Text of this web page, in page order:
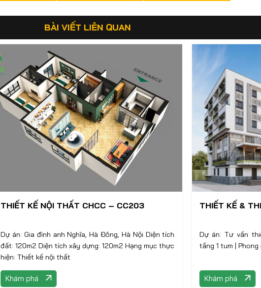
BÀI VIẾT LIÊN QUAN
THIẾT KẾ NỘI THẤT CHCC – CC203
Dự án: Gia đình anh Nghĩa, Hà Đông, Hà Nội Diện tích
đất: 120m2 Diện tích xây dựng: 120m2 Hạng mục thực
hiện: Thiết kế nội thất
Khám phá
THIẾT KẾ &
Dự án: Tư vấn thiết kế
tầng 1
Khám phá